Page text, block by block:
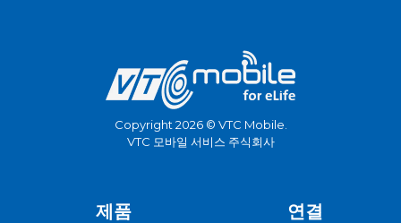
Copyright 2026 © VTC Mobile.
VTC 모바일 서비스 주식회사
제품 연결